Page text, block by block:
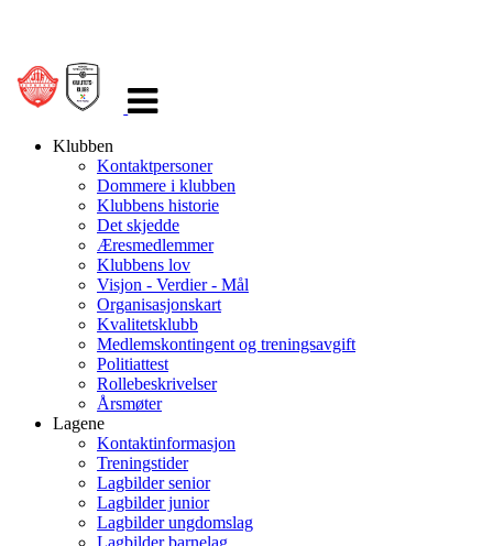
navigasjon
Klubben
Kontaktpersoner
Dommere i klubben
Klubbens historie
Det skjedde
Æresmedlemmer
Klubbens lov
Visjon - Verdier - Mål
Organisasjonskart
Kvalitetsklubb
Medlemskontingent og treningsavgift
Politiattest
Rollebeskrivelser
Årsmøter
Lagene
Kontaktinformasjon
Treningstider
Lagbilder senior
Lagbilder junior
Lagbilder ungdomslag
Lagbilder barnelag